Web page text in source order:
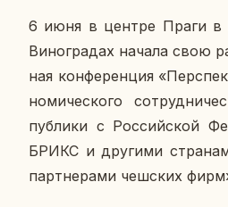
6 июня в центре Праги
Ви­но­гра­дах начала свою
ная кон­фе­рен­ция
но­ми­че­ско­го
пуб­ли­ки с Рос­сий­ской
БРИКС и дру­ги­ми
парт­не­ра­ми чеш­ских